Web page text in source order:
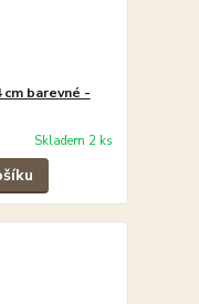
cm barevné -
Skladem 2 ks